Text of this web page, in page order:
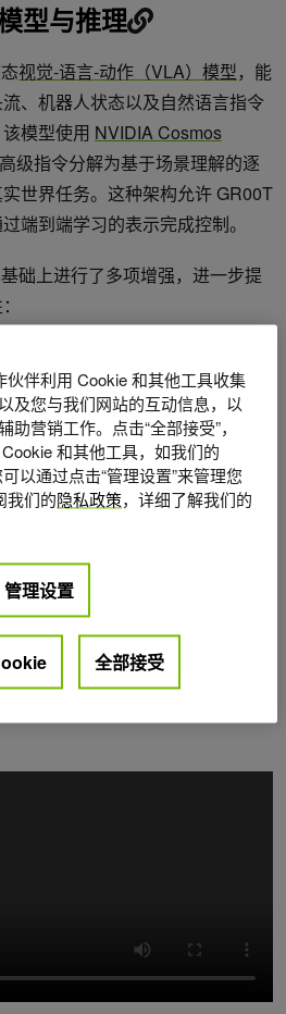
型与推理
视觉-语言-动作（VLA）模型，能
、机器人状态以及自然语言指令
模型使用 NVIDIA Cosmos
级指令分解为基于场景理解的逐
世界任务。这种架构允许 GR00T
端到端学习的表示完成控制。
础上进行了多项增强，进一步提
得更清楚”，并能更好地理解环境并
和任务分解能力。
升至 2 倍的 Diffusion
状态相关动作预测，使动作更平
位置变化。
千小时多样化遥操作数据（人形机器
臂）上训练，使模型在多种机器人
权重，可支持零样本评估与验证
对特定机器人形态或任务部署
型进行微调以满足具体需求。
伙伴利用 Cookie 和其他工具收集
及您与我们网站的互动信息，以
营销工作。点击“全部接受”，
和其他工具，如我们的
以通过点击“管理设置”来管理您
我们的隐私政策，详细了解我们的
管理设置
全部接受